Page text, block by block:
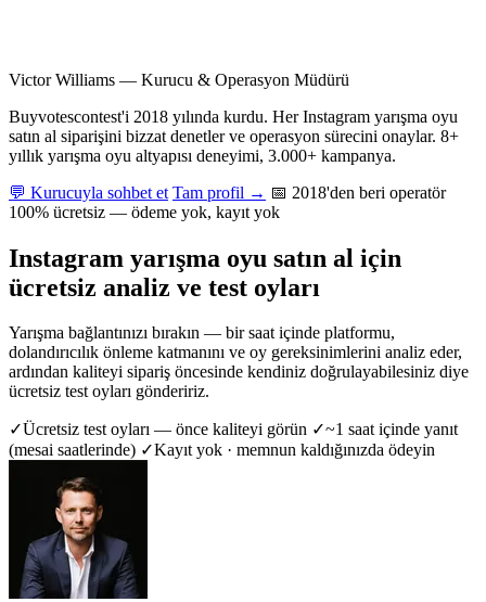
Victor Williams — Kurucu & Operasyon Müdürü
Buyvotescontest'i 2018 yılında kurdu. Her Instagram yarışma oyu
satın al siparişini bizzat denetler ve operasyon sürecini onaylar. 8+
yıllık yarışma oyu altyapısı deneyimi, 3.000+ kampanya.
💬 Kurucuyla sohbet et Tam profil → 📅 2018'den beri operatör
100% ücretsiz — ödeme yok, kayıt yok
Instagram yarışma oyu satın al için
ücretsiz analiz ve test oyları
Yarışma bağlantınızı bırakın — bir saat içinde platformu,
dolandırıcılık önleme katmanını ve oy gereksinimlerini analiz eder,
ardından kaliteyi sipariş öncesinde kendiniz doğrulayabilesiniz diye
ücretsiz test oyları göndeririz.
✓Ücretsiz test oyları — önce kaliteyi görün ✓~1 saat içinde yanıt
(mesai saatlerinde) ✓Kayıt yok · memnun kaldığınızda ödeyin